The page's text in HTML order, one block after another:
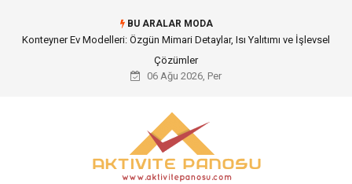
BU ARALAR MODA
Nakliye Nedir ve Tedarik Zincirindeki Önemi Nasıl Anlaşılır?
06 Ağu 2026, Per